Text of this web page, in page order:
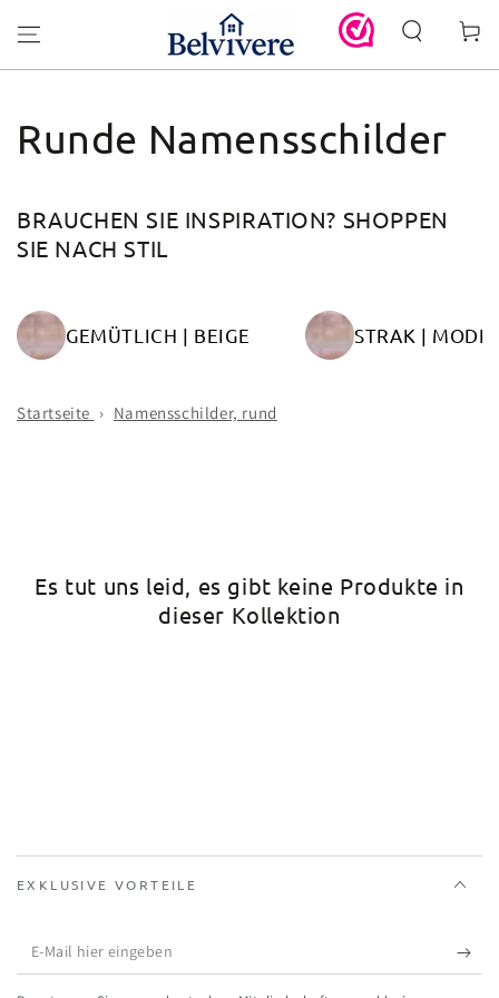
SPRINGEN
Kollektion:
Runde Namensschilder
BRAUCHEN SIE INSPIRATION? SHOPPEN
SIE NACH STIL
GEMÜTLICH | BEIGE STRAK |
Startseite › Namensschilder, rund
Es tut uns leid, es gibt keine Produkte in
dieser Kollektion
EXKLUSIVE VORTEILE
E-
Mail